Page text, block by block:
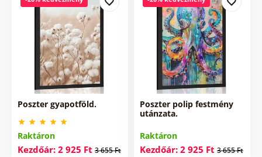
Poszter gyapotföld.
Raktáron
Kezdőár: 2 925 Ft 3 655 Ft
Poszter polip festmény
utánzata.
Raktáron
Kezdőár: 2 925 Ft 3 655 Ft